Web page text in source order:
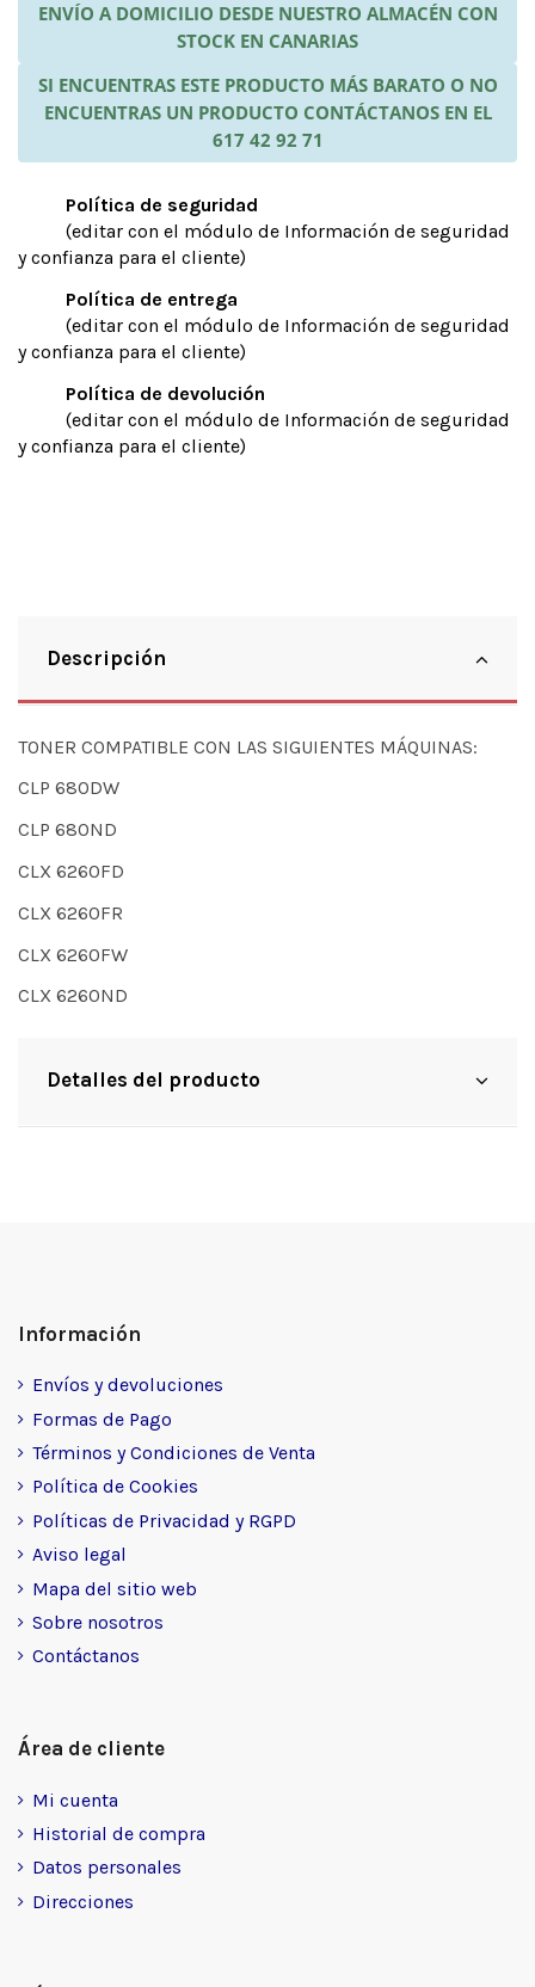
ENVÍO A DOMICILIO DESDE NUESTRO ALMACÉN CON
STOCK EN CANARIAS
SI ENCUENTRAS ESTE PRODUCTO MÁS BARATO O NO
ENCUENTRAS UN PRODUCTO CONTÁCTANOS EN EL
617 42 92 71
Política de seguridad
(editar con el módulo de Información de seguridad
y confianza para el cliente)
Política de entrega
(editar con el módulo de Información de seguridad
y confianza para el cliente)
Política de devolución
(editar con el módulo de Información de seguridad
y confianza para el cliente)
Descripción
TONER COMPATIBLE CON LAS SIGUIENTES MÁQUINAS:
CLP 680DW
CLP 680ND
CLX 6260FD
CLX 6260FR
CLX 6260FW
CLX 6260ND
Detalles del producto
Información
Envíos y devoluciones
Formas de Pago
Términos y Condiciones de Venta
Política de Cookies
Políticas de Privacidad y RGPD
Aviso legal
Mapa del sitio web
Sobre nosotros
Contáctanos
Área de cliente
Mi cuenta
Historial de compra
Datos personales
Direcciones